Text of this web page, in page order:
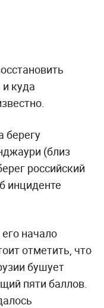
куда
(близ
российский
инциденте
начало
отметить, что
бушует
пяти баллов.